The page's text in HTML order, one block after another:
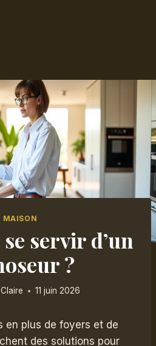
MAISON
servir d’un
?
11 juin 2026
en plus de foyers et de
des solutions pour